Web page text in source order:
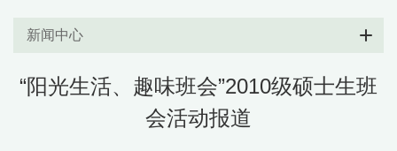
新闻中心
“阳光生活、趣味班会”2010级硕士生班
会活动报道